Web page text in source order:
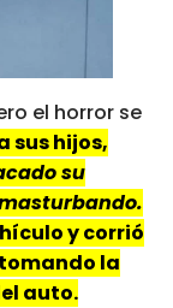
el horror se
sus hijos,
su
y corrió
la
auto.